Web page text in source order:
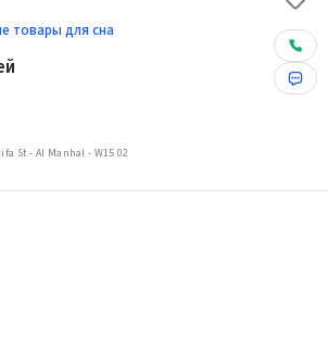
товары для сна
St - Al Manhal - W15 02